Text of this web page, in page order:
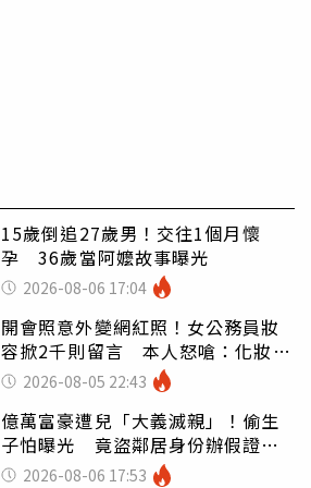
15歲倒追27歲男！交往1個月懷
孕 36歲當阿嬤故事曝光
2026-08-06 17:04
開會照意外變網紅照！女公務員妝
容掀2千則留言 本人怒嗆：化妝有
錯嗎2026-08-05 22:43
億萬富豪遭兒「大義滅親」！偷生
子怕曝光 竟盜鄰居身份辦假證落
戶 2026-08-06 17:53